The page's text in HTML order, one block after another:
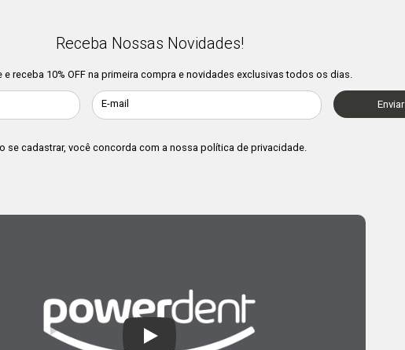
Receba Nossas Novidades!
e receba 10% OFF na primeira compra e novidades exclusivas todos os dias.
E-mail Enviar
se cadastrar, você concorda com a nossa política de privacidade
Play Video